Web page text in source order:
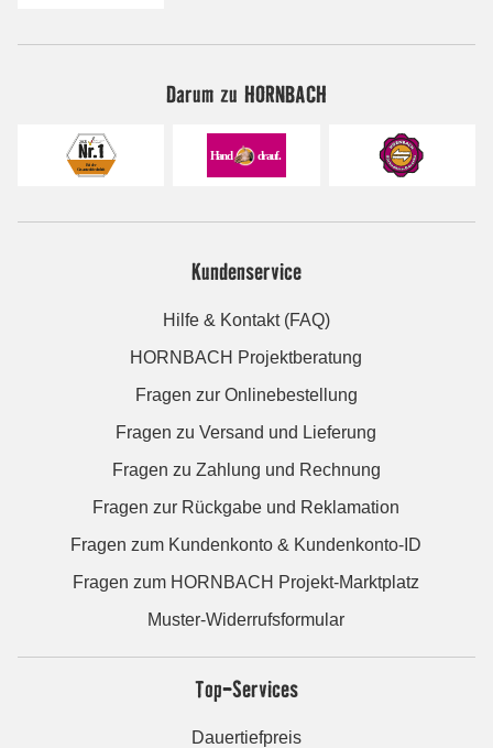
Darum zu HORNBACH
Kundenservice
Hilfe & Kontakt (FAQ)
HORNBACH Projektberatung
Fragen zur Onlinebestellung
Fragen zu Versand und Lieferung
Fragen zu Zahlung und Rechnung
Fragen zur Rückgabe und Reklamation
Fragen zum Kundenkonto & Kundenkonto-ID
Fragen zum HORNBACH Projekt-Marktplatz
Muster-Widerrufsformular
Top-Services
Dauertiefpreis